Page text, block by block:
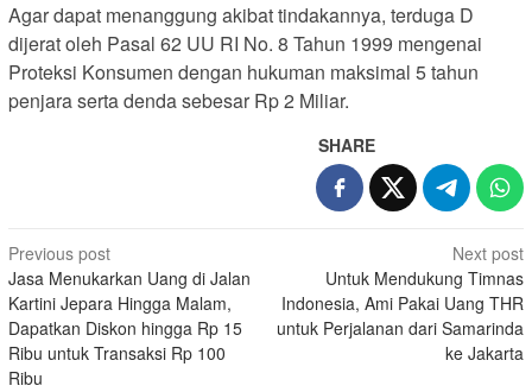
Agar dapat menanggung akibat tindakannya, terduga D
dijerat oleh Pasal 62 UU RI No. 8 Tahun 1999 mengenai
Proteksi Konsumen dengan hukuman maksimal 5 tahun
penjara serta denda sebesar Rp 2 Miliar.
SHARE
Post
navigation
Previous post
Jasa Menukarkan Uang di Jalan
Kartini Jepara Hingga Malam,
Dapatkan Diskon hingga Rp 15
Ribu untuk Transaksi Rp 100
Ribu
Next post
Untuk Mendukung Timnas
Indonesia, Ami Pakai Uang THR
untuk Perjalanan dari Samarinda
ke Jakarta